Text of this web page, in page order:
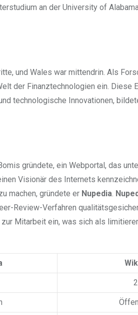
an der University of
und Wales war mittendrin. Als
der Finanztechnologien ein. Diese
technologische Innovationen,
gründete, ein Webportal, das
Visionär des Internets
machen, gründete er Nupedia.
Review-Verfahren
Mitarbeit ein, was sich als